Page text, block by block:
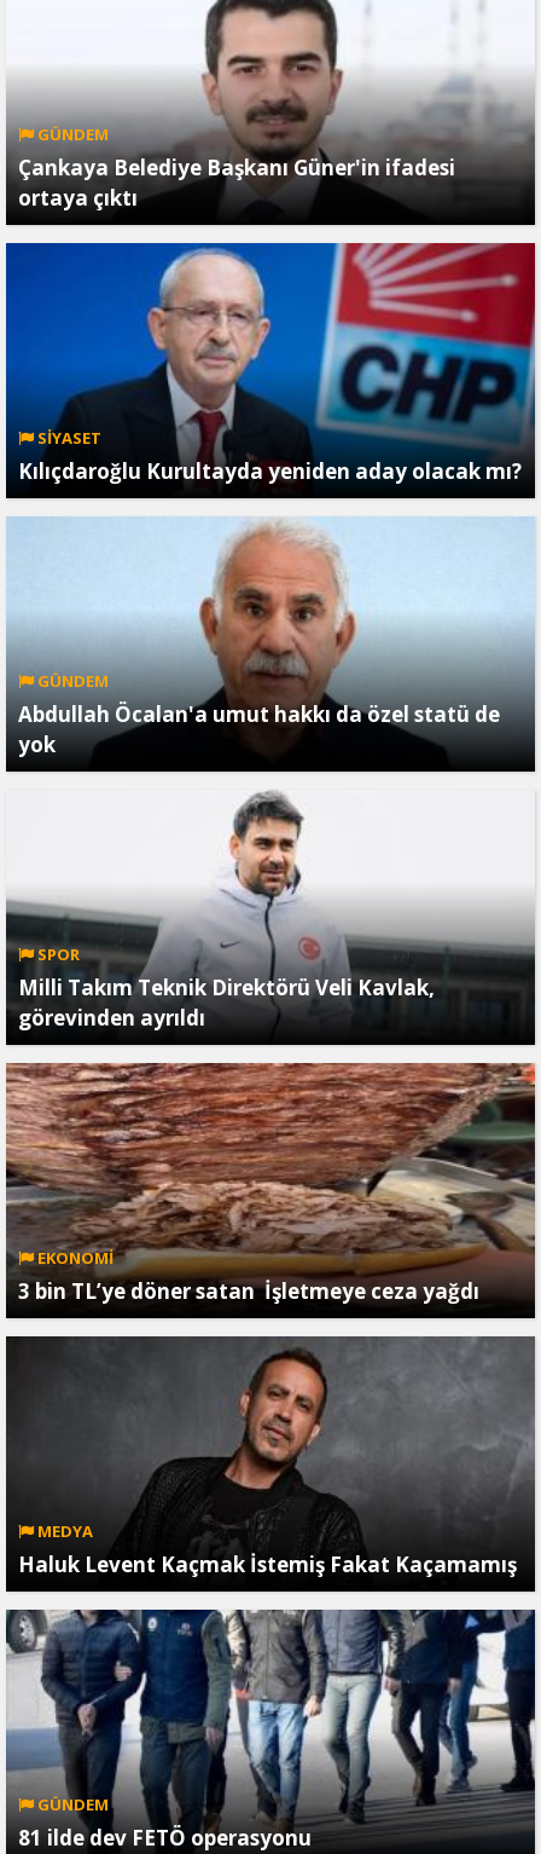
GÜNDEM
Çankaya Belediye Başkanı Güner'in ifadesi
ortaya çıktı
SİYASET
Kılıçdaroğlu Kurultayda yeniden aday olacak mı?
GÜNDEM
Abdullah Öcalan'a umut hakkı da özel statü de
yok
SPOR
Milli Takım Teknik Direktörü Veli Kavlak,
görevinden ayrıldı
EKONOMİ
3 bin TL’ye döner satan İşletmeye ceza yağdı
MEDYA
Haluk Levent Kaçmak İstemiş Fakat Kaçamamış
GÜNDEM
81 ilde dev FETÖ operasyonu